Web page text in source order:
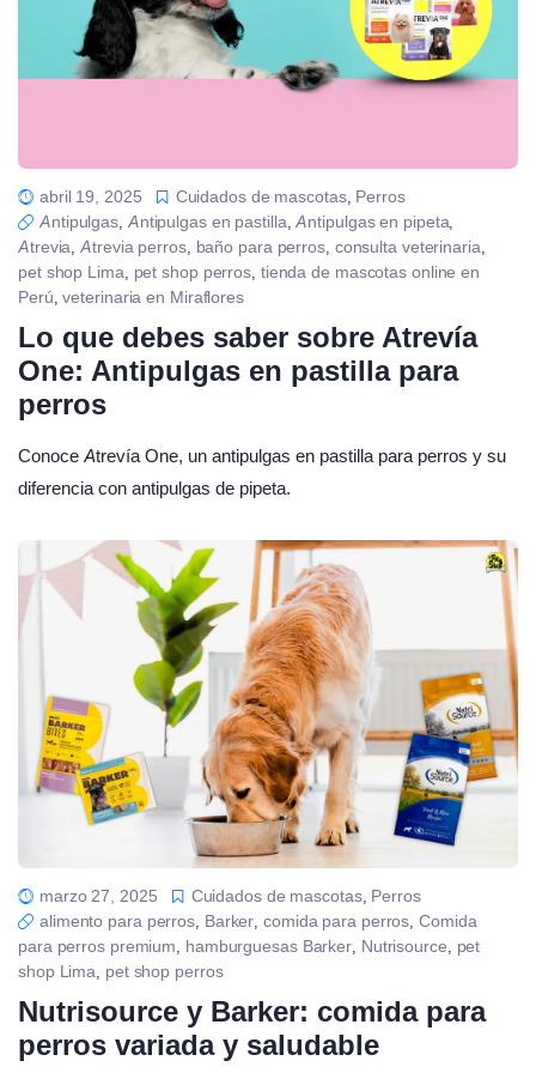
abril 19, 2025 Cuidados de mascotas, Perros
Antipulgas Antipulgas en pastilla ,Antipulgas en pipeta
Atrevia ,Atrevia perros, baño para perros, consulta veterinaria
pet shop Lima pet shop perros tienda de mascotas online en
Perú ,veterinaria en Miraflores
Lo que debes saber sobre Atrevía
One: Antipulgas en pastilla para
perros
Conoce Atrevía One, un antipulgas en pastilla para perros y su
diferencia con antipulgas de pipeta.
marzo 27, 2025 Cuidados de mascotas, Perros
alimento para perros Barker ,comida para perros ,Comida
para perros premium hamburguesas Barker Nutrisource pet
shop Lima pet shop perros
Nutrisource y Barker: comida para
perros variada y saludable